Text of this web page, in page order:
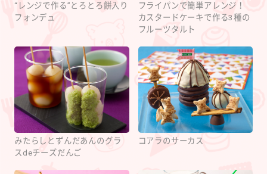
“レンジで作る”とろとろ餅入り
フォンデュ
フライパンで簡単アレンジ！
カスタードケーキで作る3種の
フルーツタルト
みたらしとずんだあんのグラ
スdeチーズだんご
コアラのサーカス